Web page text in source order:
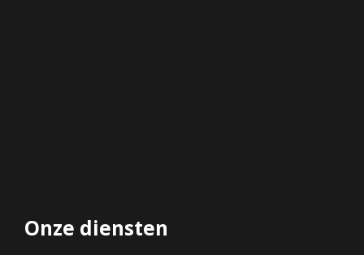
Onze diensten